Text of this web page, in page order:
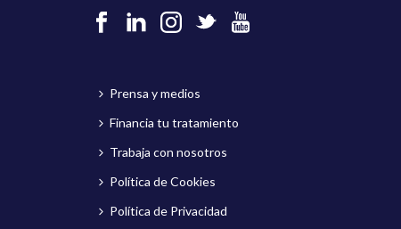
Prensa y medios
Financia tu tratamiento
Trabaja con nosotros
Política de Cookies
Política de Privacidad